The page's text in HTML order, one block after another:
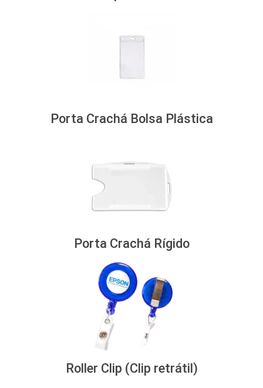
Porta Crachá Bolsa Plástica
Porta Crachá Rígido
Roller Clip (Clip retrátil)